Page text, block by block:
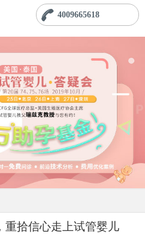
4009665618
重拾信心走上试管婴儿